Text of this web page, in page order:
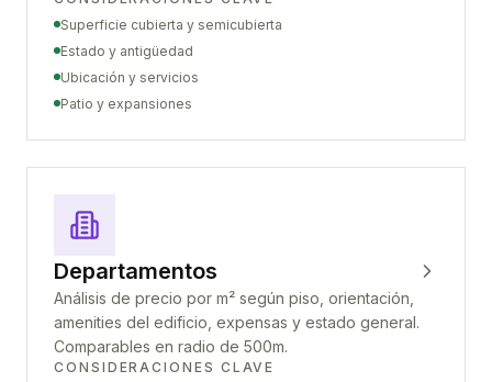
Superficie cubierta y semicubierta
Estado y antigüedad
Ubicación y servicios
Patio y expansiones
Departamentos
Análisis de precio por m² según piso, orientación,
amenities del edificio, expensas y estado general.
Comparables en radio de 500m.
CONSIDERACIONES CLAVE